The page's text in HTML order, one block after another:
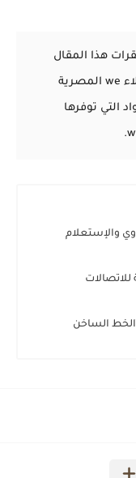
هذا المقال
من ذكر كيفية التواصل مع خدمة العملاء we المصرية
التي توفرها
والإستعلام
الخط الساخن